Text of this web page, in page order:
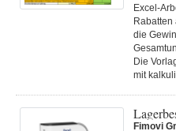
Excel-
die
Die
mit
Fimovi